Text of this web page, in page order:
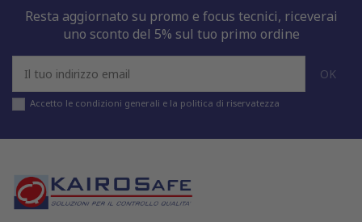
Resta aggiornato su promo e focus tecnici, riceverai
uno sconto del 5% sul tuo primo ordine
Accetto le condizioni generali e la politica di riservatezza